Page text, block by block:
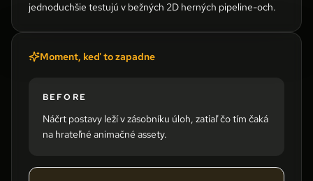
jednoduchšie testujú v bežných 2D herných pipeline-och.
Moment, keď to zapadne
BEFORE
Náčrt postavy leží v zásobníku úloh, zatiaľ čo tím čaká
na hrateľné animačné assety.